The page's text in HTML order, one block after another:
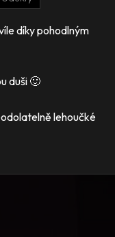
díky pohodlným
duši 🙂
lehoučké